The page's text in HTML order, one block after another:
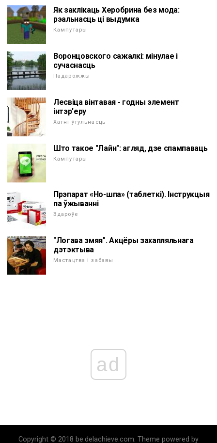
Як заклікаць Херобрина без мода:
рэальнасць ці выдумка
Кампутары
Воронцовского сажалкі: мінулае і
сучаснасць
Падарожжы
Лесвіца вінтавая - годны элемент
інтэр'еру
Хатні ўтульнасць
Што такое "Лайн": агляд, дзе спампаваць
Кампутары
Прэпарат «Но-шпа» (таблеткі). Інструкцыя
па ўжыванні
Здароўе
"Логава змяя". Акцёры захапляльнага
дэтэктыва
Мастацтва і забавы
ad
Copyright © 2018 be.delachieve.com. Theme powered by